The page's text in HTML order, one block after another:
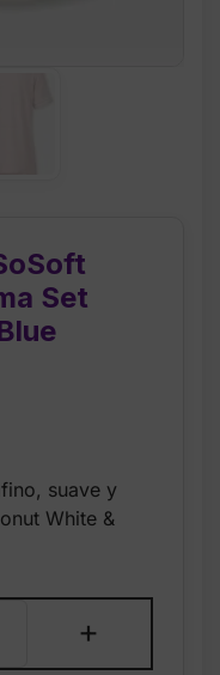
Set
suave y
White &
+